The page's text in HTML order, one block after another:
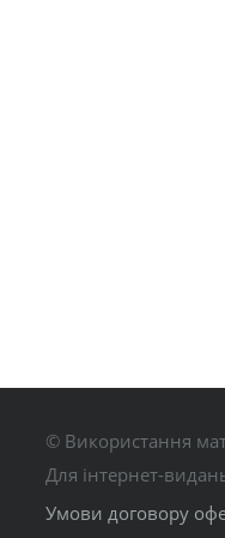
© Використання
Для інтернет-
Умови договору